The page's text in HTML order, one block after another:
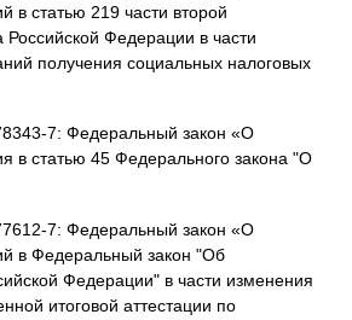
в статью 219 части второй
Российской Федерации в части
получения социальных налоговых
7: Федеральный закон «О
в статью 45 Федерального закона "О
7: Федеральный закон «О
в Федеральный закон "Об
Федерации" в части изменения
итоговой аттестации по